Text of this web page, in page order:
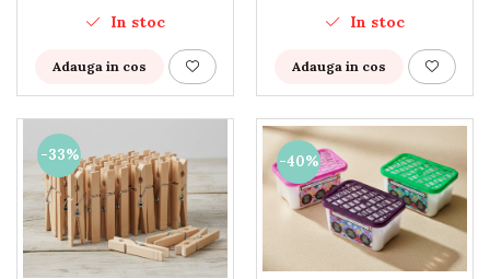
In stoc
Adauga in cos
In stoc
Adauga in cos
-33% -40%